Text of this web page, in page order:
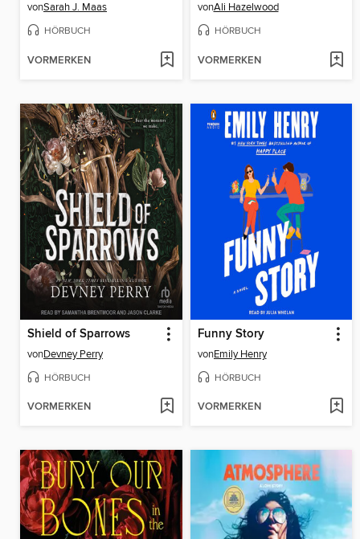
vonSarah J. Maas
HÖRBUCH
VORMERKEN
vonAli Hazelwood
HÖRBUCH
VORMERKEN
Shield of Sparrows
vonDevney Perry
HÖRBUCH
VORMERKEN
Funny Story
vonEmily Henry
HÖRBUCH
VORMERKEN